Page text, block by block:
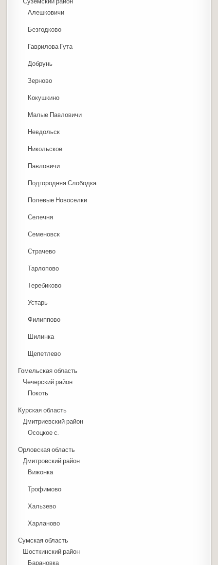
Алешковичи
Безгодково
Гаврилова Гута
Добрунь
Зерново
Кокушкино
Малые Павловичи
Невдольск
Никольское
Павловичи
Подгородняя Слободка
Полевые Новоселки
Селечня
Семеновск
Страчево
Тарлопово
Теребиково
Устарь
Филиппово
Шилинка
Щепетлево
Гомельская область
Чечерский район
Покоть
Курская область
Дмитриевский район
Осоцкое с.
Орловская область
Дмитровский район
Вижонка
Трофимово
Хальзево
Харланово
Сумская область
Шосткинский район
Барановка